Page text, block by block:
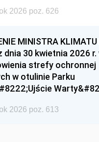
1992
1986
1983 1982
1980
2026 poz. 626
MINISTRA KLIMATU
dnia 30 kwietnia 2026 r.
strefy ochronnej
w otulinie Parku
2026 poz. 613